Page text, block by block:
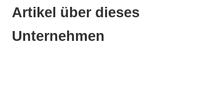
Artikel über dieses
Unternehmen